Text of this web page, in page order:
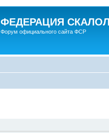
ФЕДЕРАЦИЯ
Форум официального сайта ФСР